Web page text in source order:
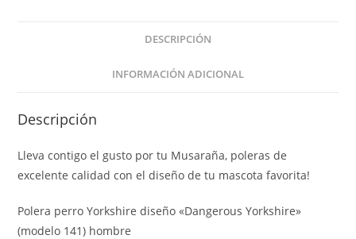
DESCRIPCIÓN
INFORMACIÓN ADICIONAL
Descripción
Lleva contigo el gusto por tu Musaraña, poleras de
excelente calidad con el diseño de tu mascota favorita!
Polera perro Yorkshire diseño «Dangerous Yorkshire»
(modelo 141) hombre